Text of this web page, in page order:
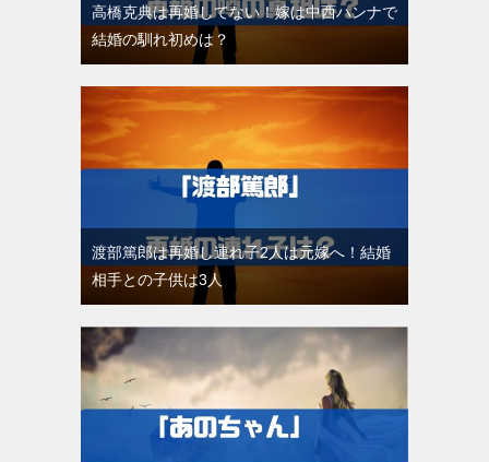
高橋克典は再婚してない！嫁は中西ハンナで
結婚の馴れ初めは？
渡部篤郎は再婚し連れ子2人は元嫁へ！結婚
相手との子供は3人